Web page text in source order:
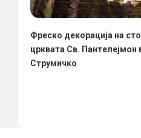
Фреско декорација на
црквата Св.
Струмичко